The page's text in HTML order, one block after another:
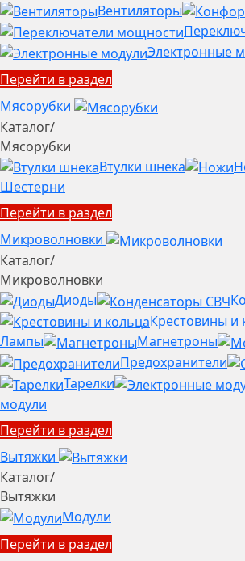
Вентиляторы
Электронные
Перейти в раздел
Мясорубки
Каталог/
Мясорубки
Втулки шнека
Шестерни
Перейти в раздел
Микроволновки
Каталог/
Микроволновки
Диоды
Крестовины и
Лампы
Магнетроны
Предохранители
Тарелки
модули
Перейти в раздел
Вытяжки
Каталог/
Вытяжки
Модули
Перейти в раздел